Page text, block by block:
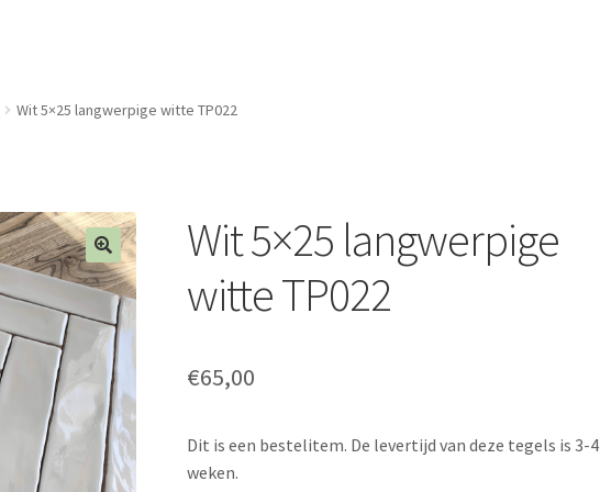
Wit 5×25 langwerpige witte TP022
Wit 5×25 langwerpige
witte TP022
€65,00
Dit is een bestelitem. De levertijd van deze tegels is 3-4
weken.